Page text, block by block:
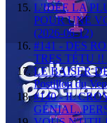
L'IDÉE LA
POUR UNE
(2026-06-12)
#141 - DES
TRES TÉTU !!
LE BAISER
Postillon du
#140 - IL